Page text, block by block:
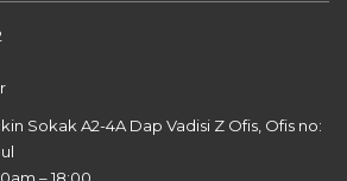
Sokak A2-4A Dap Vadisi Z Ofis, Ofis no: